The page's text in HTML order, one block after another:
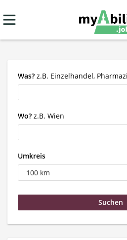
Was? z.B. Einzelhandel,
Wo? z.B. Wien
Umkreis